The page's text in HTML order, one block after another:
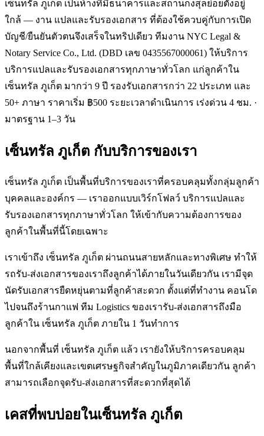
เซ็นทรัล ภูเก็ต เป็นห้างที่มีธนาคารและสถานกงสุลย่อยตั้งอยู่
ใกล้ — งาน แปลและรับรองเอกสาร ที่ต้องใช้ควบคู่กับการเปิด
บัญชี/ยืนยันตัวตนจึงเสร็จในทริปเดียว ทีมงาน NYC Legal &
Notary Service Co., Ltd. (DBD เลข 0435567000061) ให้บริการ
บริการแปลและรับรองเอกสารทุกภาษาทั่วโลก แก่ลูกค้าใน
เซ็นทรัล ภูเก็ต มากว่า 9 ปี รองรับเอกสารกว่า 22 ประเภท และ
50+ ภาษา ราคาเริ่ม ฿500 ระยะเวลาดำเนินการ เร่งด่วน 4 ชม. ·
มาตรฐาน 1–3 วัน
เซ็นทรัล ภูเก็ต กับบริการของเรา
เซ็นทรัล ภูเก็ต เป็นพื้นที่บริการของเราที่ครอบคลุมทั้งกลุ่มลูกค้า
บุคคลและองค์กร — เราออกแบบเวิร์กโฟลว์ บริการแปลและ
รับรองเอกสารทุกภาษาทั่วโลก ให้เข้ากับความต้องการของ
ลูกค้าในพื้นที่นี้โดยเฉพาะ
เราเข้าถึง เซ็นทรัล ภูเก็ต ผ่านถนนสายหลักและทางพิเศษ ทำให้
รถรับ-ส่งเอกสารของเราถึงลูกค้าได้ภายในวันเดียวกัน เรามีจุด
นัดรับเอกสารยืดหยุ่นตามที่ลูกค้าสะดวก ตั้งแต่ที่ทำงาน คอนโด
ไปจนถึงร้านกาแฟ ทีม Logistics ของเรารับ-ส่งเอกสารถึงมือ
ลูกค้าใน เซ็นทรัล ภูเก็ต ภายใน 1 วันทำการ
นอกจากพื้นที่ เซ็นทรัล ภูเก็ต แล้ว เรายังให้บริการครอบคลุม
พื้นที่ใกล้เคียงและเขตเศรษฐกิจสำคัญในภูมิภาคเดียวกัน ลูกค้า
สามารถเลือกจุดรับ-ส่งเอกสารที่สะดวกที่สุดได้
เคสที่พบบ่อยในเซ็นทรัล ภูเก็ต